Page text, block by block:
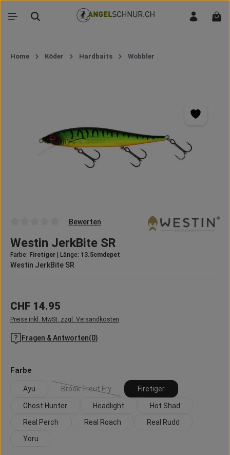
Zum Hauptinhalt springen
Home Köder Hardbaits Wobbler
Durchschnittliche Bewertung von 0 von 5 Sternen
Bewerten
Westin JerkBite SR
Farbe: Firetiger | Länge: 13.5cmdepet
Westin JerkBite SR
Regulärer Preis:
CHF 14.95
Preise inkl. MwSt. zzgl. Versandkosten
Fragen & Antworten(0)
Farbe
Ayu Brook Trout Fry
(Diese Option ist zurzeit nicht verfügbar.)
Firetiger
Ghost Hunter Headlight
Hot Shad
Real Perch
Real Roach
Real Rudd
Yoru